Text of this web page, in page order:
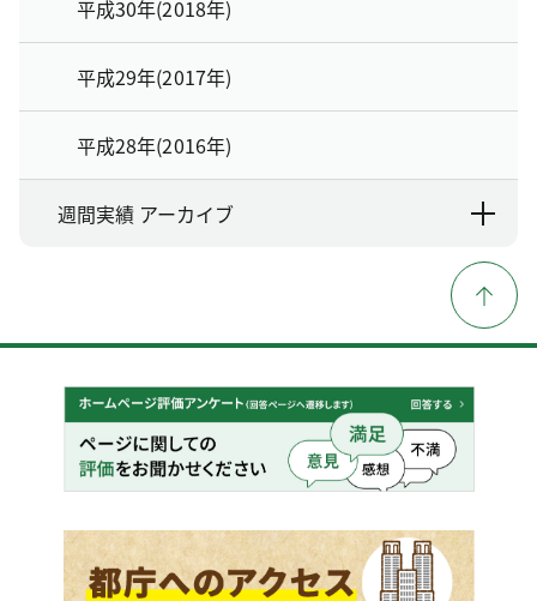
平成30年(2018年)
平成29年(2017年)
平成28年(2016年)
週間実績 アーカイブ